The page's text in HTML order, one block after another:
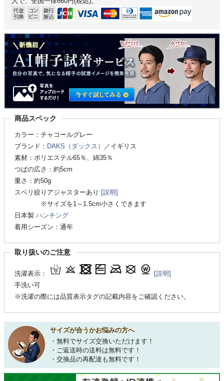
商品スペック
カラー：チャコールグレー
ブランド： DAKS（ダックス）
／イギリス
素材：ポリエステル65％、綿35％
つばの広さ：約5cm
重さ：約50g
スベリ絞りアジャスターあり [説明]
※サイズを1～1.5cm小さくできます
日本製 ハンチング
着用シーズン：通年
取り扱いのご注意
洗濯表示：
[説明]
手洗い可
※洗濯の際には品質表示タグの記載内容をご確認ください。
サイズが合うかお悩みの方へ
・無料でサイズ交換いただけます！
・ご返送時の送料は無料です！
・交換品の再配達も無料です！